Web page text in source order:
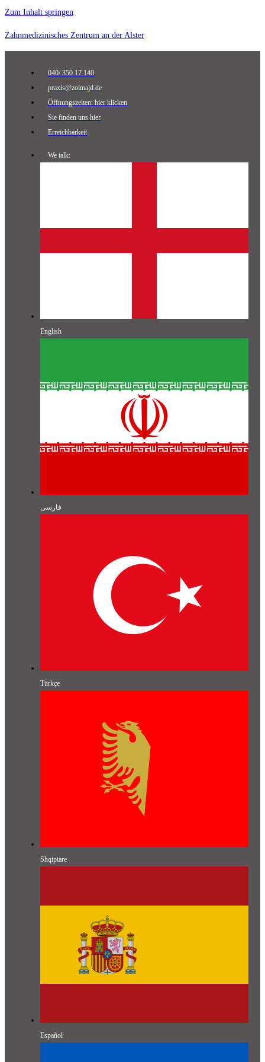
Zum Inhalt springen
Zahnmedizinisches Zentrum an der Alster
040/ 350 17 140
praxis@zolmajd.de
Öffnungszeiten: hier klicken
Sie finden uns hier
Erreichbarkeit
We talk:
English
فارسی
Türkçe
Shqiptare
Español